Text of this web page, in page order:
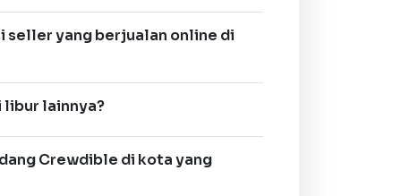
seller yang berjualan online di
libur lainnya?
Crewdible di kota yang